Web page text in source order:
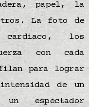
papel, la
La foto de
los
con cada
para lograr
de un
espectador